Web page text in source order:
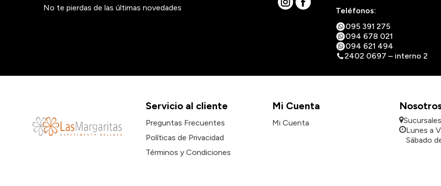
No te pierdas de las últimas novedades
Teléfonos:
095 391 275
094 678 021
094 621 494
2402 0697 – interno 2
Servicio al cliente
Preguntas Frecuentes
Políticas de Privacidad
Términos y Condiciones
Mi Cuenta
Mi Cuenta
Sucursales
Lunes a
Sábado